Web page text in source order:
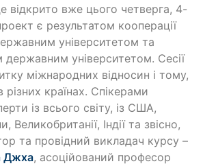
відкрито вже цього четверга, 4-
є результатом кооперації
університетом та
університетом. Сесії
міжнародних відносин і тому,
різних країнах. Спікерами
із всього світу, із США,
Великобританії, Індії та звісно,
та провідний викладач курсу –
Джха, асоційований професор